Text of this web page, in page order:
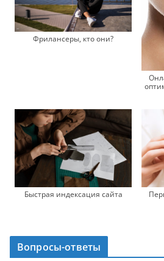
Фрилансеры, кто они?
Быстрая индексация сайта
Вопросы-ответы